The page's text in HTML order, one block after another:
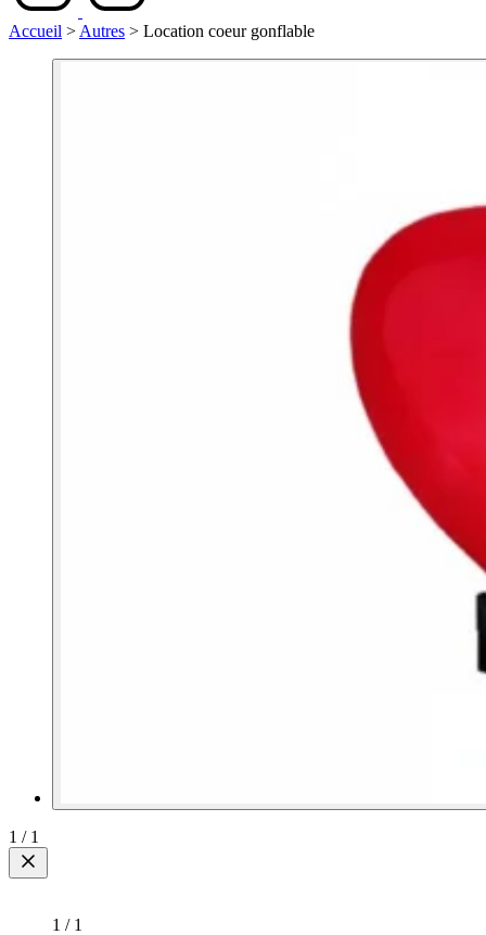
Accueil > Autres > Location coeur gonflable
1 / 1
1 / 1